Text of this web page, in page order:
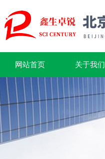
网站首页 关于我们